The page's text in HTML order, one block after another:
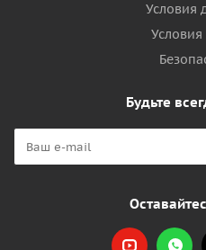
Условия
Будьте